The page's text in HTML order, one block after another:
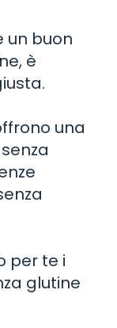
un buon
è
una
per te i
glutine